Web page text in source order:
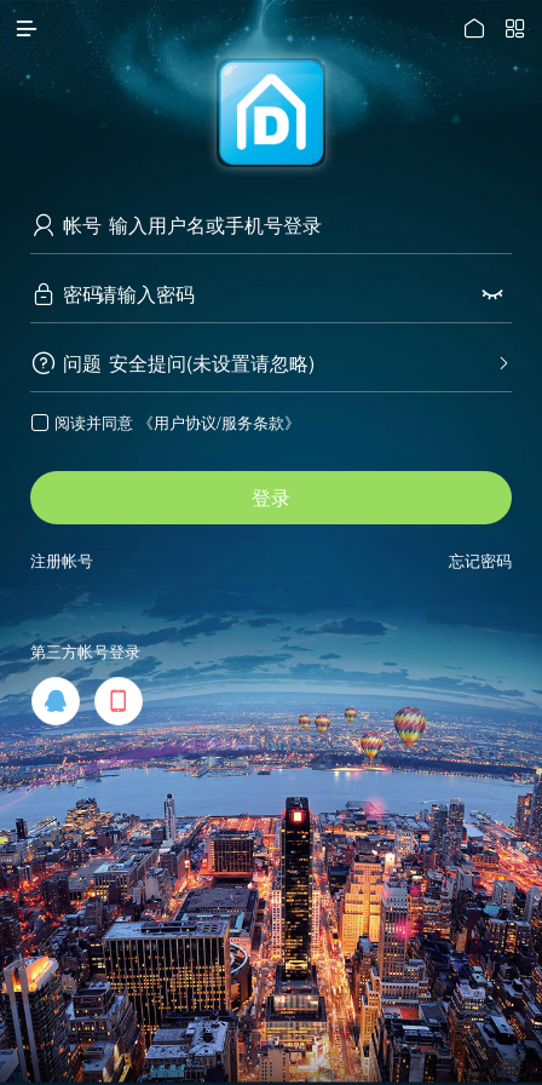
访问电脑版
 

 帐号
 密码 
 问题 
安全提问(未设置请忽略)
 阅读并同意 《用户协议/服务条款》
登录
忘记密码
注册帐号
第三方帐号登录
 